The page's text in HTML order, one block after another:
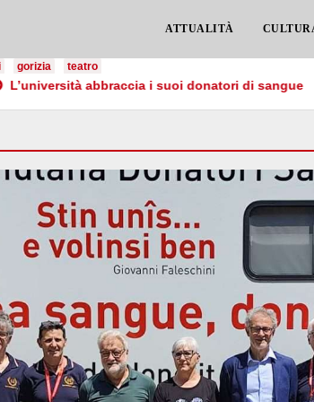
ATTUALITÀ
gorizia teatro
abbraccia i suoi donatori di sangue